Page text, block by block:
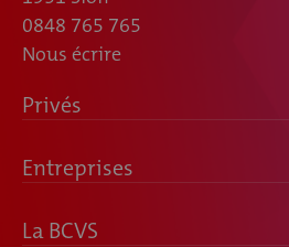
0848 765 765
Nous écrire
Privés
Entreprises
La BCVS